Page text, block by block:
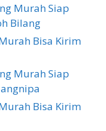
Murah Siap
Bilang
Bisa Kirim
Murah Siap
Bisa Kirim